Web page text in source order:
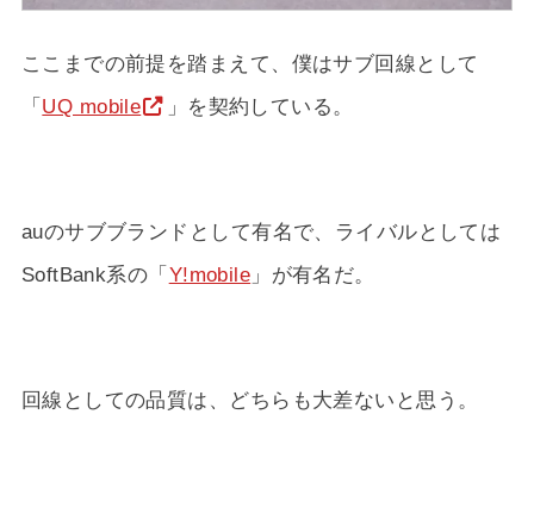
ここまでの前提を踏まえて、僕はサブ回線として
「 UQ mobile 」を契約している。
auのサブブランドとして有名で、ライバルとしては
SoftBank系の「 Y!mobile 」が有名だ。
回線としての品質は、どちらも大差ないと思う。